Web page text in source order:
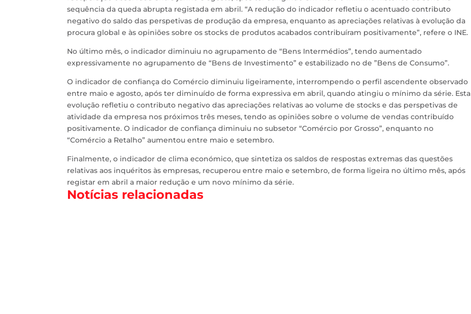
sequência da queda abrupta registada em abril. “A redução do indicador refletiu o acentuado contributo
negativo do saldo das perspetivas de produção da empresa, enquanto as apreciações relativas à evolução da
procura global e às opiniões sobre os stocks de produtos acabados contribuíram positivamente”, refere o INE.
No último mês, o indicador diminuiu no agrupamento de “Bens Intermédios”, tendo aumentado
expressivamente no agrupamento de “Bens de Investimento” e estabilizado no de ”Bens de Consumo”.
O indicador de confiança do Comércio diminuiu ligeiramente, interrompendo o perfil ascendente observado
entre maio e agosto, após ter diminuído de forma expressiva em abril, quando atingiu o mínimo da série. Esta
evolução refletiu o contributo negativo das apreciações relativas ao volume de stocks e das perspetivas de
atividade da empresa nos próximos três meses, tendo as opiniões sobre o volume de vendas contribuído
positivamente. O indicador de confiança diminuiu no subsetor “Comércio por Grosso”, enquanto no
“Comércio a Retalho” aumentou entre maio e setembro.
Finalmente, o indicador de clima económico, que sintetiza os saldos de respostas extremas das questões
relativas aos inquéritos às empresas, recuperou entre maio e setembro, de forma ligeira no último mês, após
registar em abril a maior redução e um novo mínimo da série.
Notícias relacionadas